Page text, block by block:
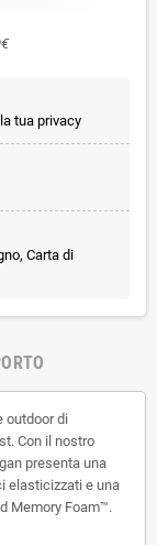
tua privacy
Carta di
outdoor di
Con il nostro
presenta una
elasticizzati e una
Memory Foam™.